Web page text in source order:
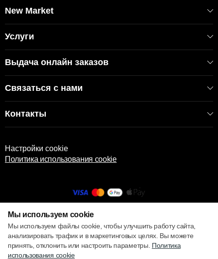
New Market
Услуги
Выдача онлайн заказов
Связаться с нами
Контакты
Настройки cookie
Политика использования cookie
© 2013 – 2026 ECOM
Мы используем cookie
Мы используем файлы cookie, чтобы улучшить работу сайта,
анализировать трафик и в маркетинговых целях. Вы можете
принять, отклонить или настроить параметры. Политика
использования cookie